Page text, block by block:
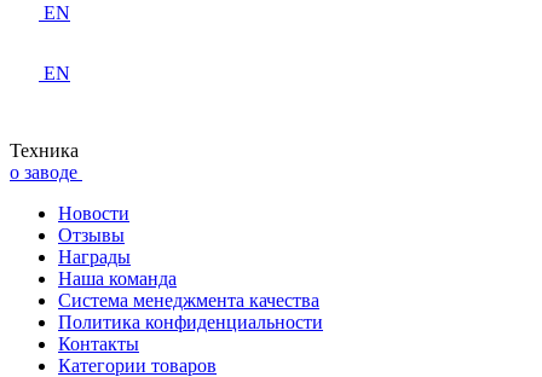
EN
EN
Техника
о заводе
Новости
Отзывы
Награды
Наша команда
Система менеджмента качества
Политика конфиденциальности
Контакты
Категории товаров